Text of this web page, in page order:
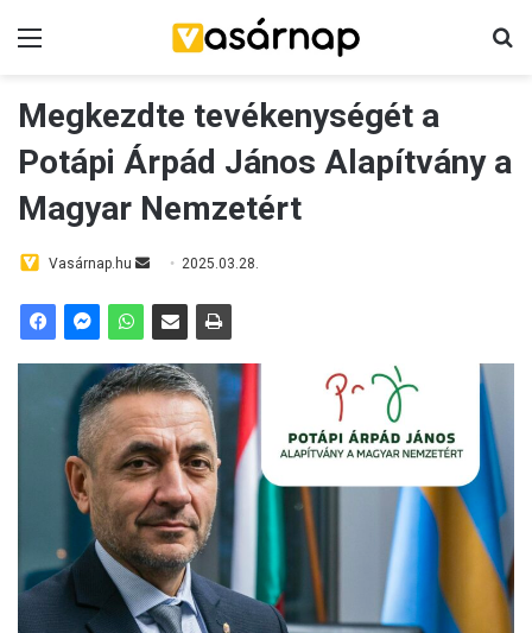
Megkezdte tevékenységét a
Potápi Árpád János Alapítvány a
Magyar Nemzetért
Vasárnap.hu
a
n
e
m
a
i
l
2025.03.28.